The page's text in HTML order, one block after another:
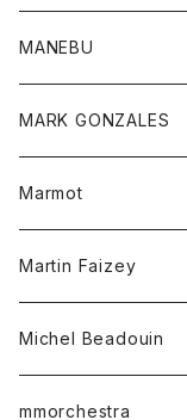
ベスト
ポロシャツ
ロングスリーブTシャツ
セーター
チュニック
ワンピース
Tシャツ
靴
MANEBU
靴
MARK GONZALES
トップス
Tシャツ
Marmot
Martin Faizey
ベルト
Michel Beadouin
トップス
mmorchestra